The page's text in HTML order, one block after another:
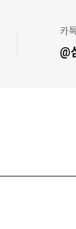
카
@